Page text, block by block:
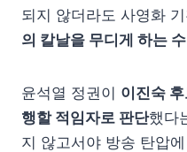
되지 않더라도 사영화 기
의 칼날을 무디게 하는
윤석열 정권이 이진숙
행할 적임자로 판단했다
지 않고서야 방송 탄압